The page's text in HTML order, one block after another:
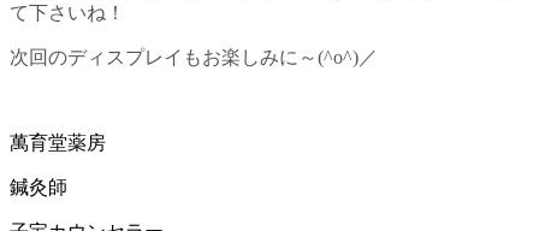
て下さいね！
次回のディスプレイもお楽しみに～(^o^)／
萬育堂薬房
鍼灸師